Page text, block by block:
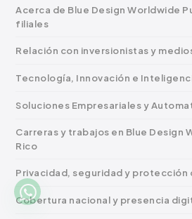
Acerca de Blue Design Worldwide
filiales
Relación con inversionistas y
Tecnología, Innovación e
Soluciones Empresariales y
Carreras y trabajos en Blue Design
Rico
Privacidad, seguridad y protección
Cobertura nacional y presencia